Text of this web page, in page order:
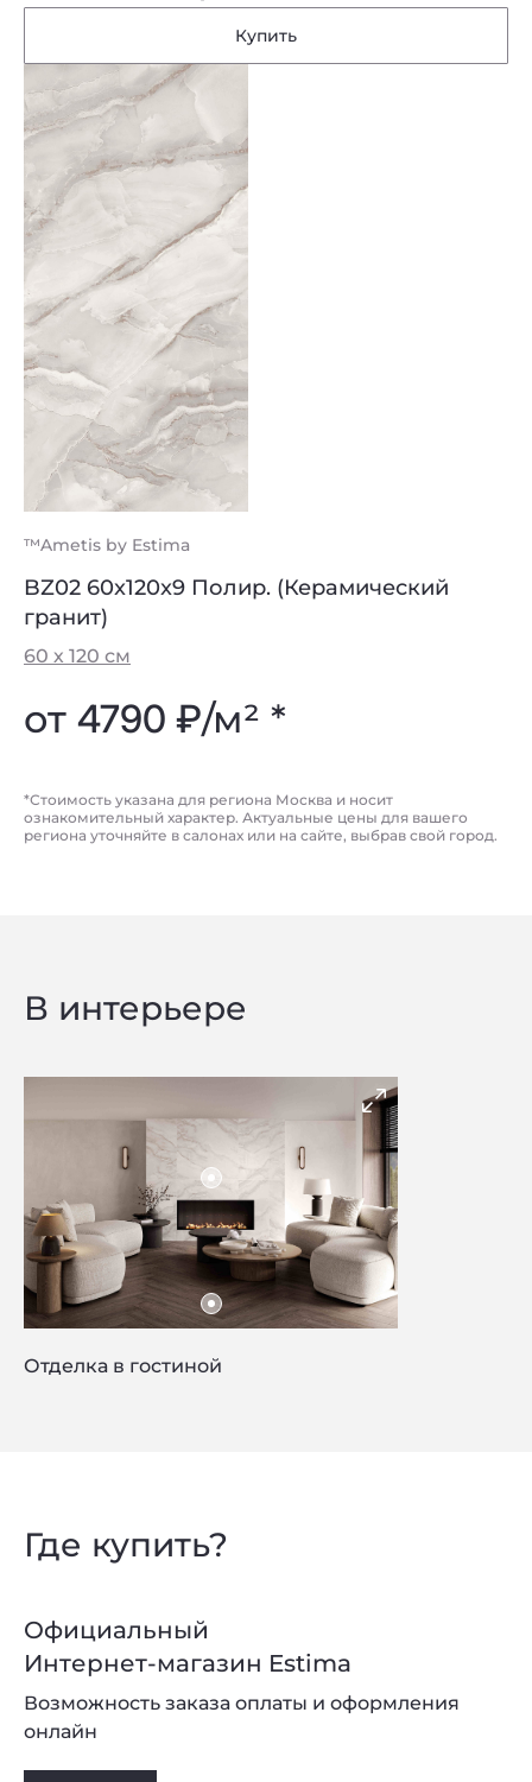
Купить
™Ametis by Estima
BZ02 60x120x9 Полир. (Керамический
гранит)
60 х 120 см
от 4790 ₽/м² *
*Стоимость указана для региона Москва и носит
ознакомительный характер. Актуальные цены для вашего
региона уточняйте в салонах или на сайте, выбрав свой город.
В интерьере
Отделка в гостиной
Где купить?
Официальный
Интернет-магазин Estima
Возможность заказа оплаты и оформления
онлайн